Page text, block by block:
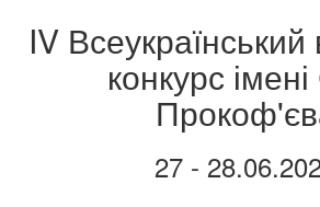
IV Всеукраїнський
конкурс
27 -